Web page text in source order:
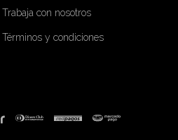
Trabaja con nosotros
Términos y condiciones